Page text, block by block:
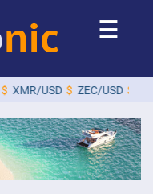
☰
USD$ ZEC/USD$